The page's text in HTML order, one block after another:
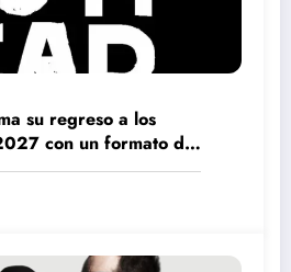
su regreso a los
con un formato de